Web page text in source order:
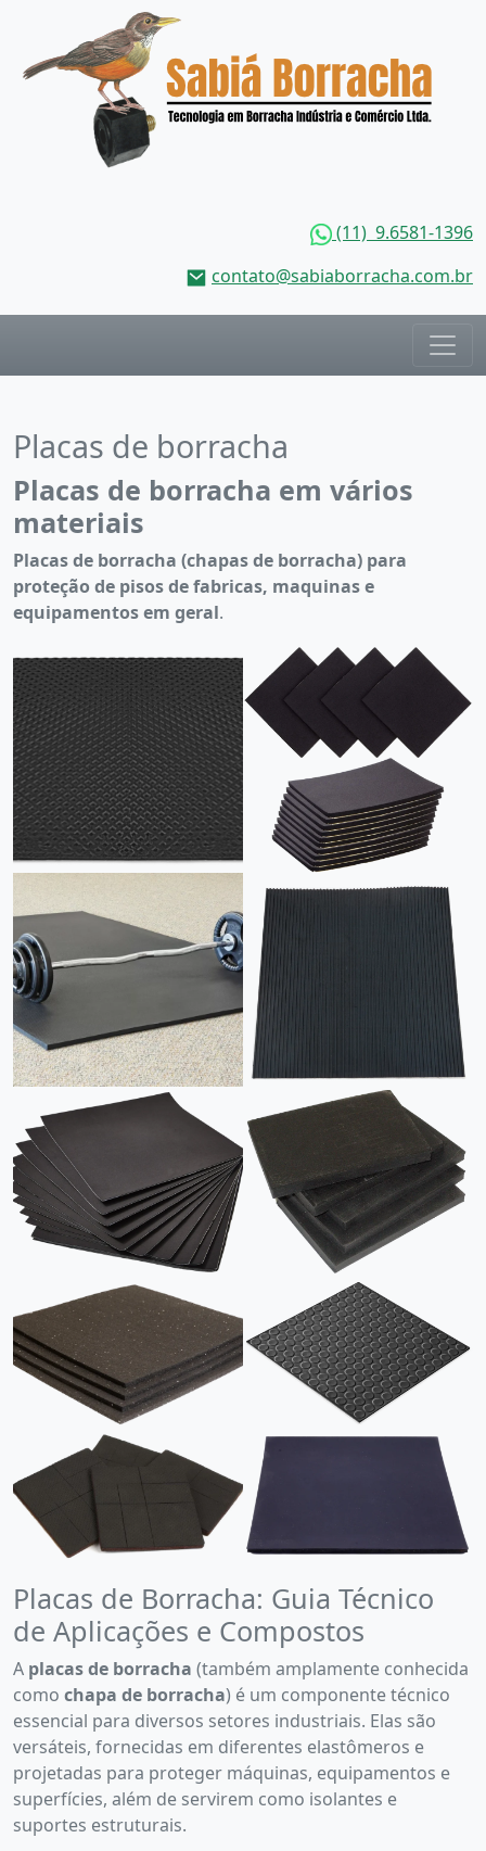
(11) 9.6581-1396
contato@sabiaborracha.com.br
Placas de borracha
Placas de borracha em vários
materiais
Placas de borracha (chapas de borracha) para
proteção de pisos de fabricas, maquinas e
equipamentos em geral.
Placas de Borracha: Guia Técnico
de Aplicações e Compostos
A placas de borracha (também amplamente conhecida
como chapa de borracha) é um componente técnico
essencial para diversos setores industriais. Elas são
versáteis, fornecidas em diferentes elastômeros e
projetadas para proteger máquinas, equipamentos e
superfícies, além de servirem como isolantes e
suportes estruturais.